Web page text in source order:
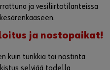
ja vesiliirtotilanteissa
ja nostopaikat!
kuin tunkkia tai nostinta
selviää todella